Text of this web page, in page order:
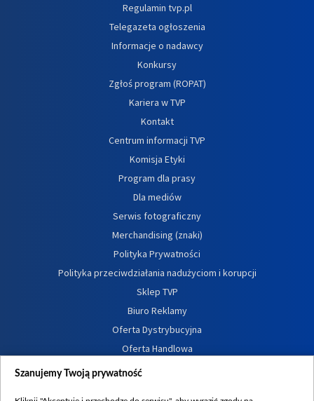
Regulamin tvp.pl
Telegazeta ogłoszenia
Informacje o nadawcy
Konkursy
Zgłoś program (ROPAT)
Kariera w TVP
Kontakt
Centrum informacji TVP
Komisja Etyki
Program dla prasy
Dla mediów
Serwis fotograficzny
Merchandising (znaki)
Polityka Prywatności
Polityka przeciwdziałania nadużyciom i korupcji
Sklep TVP
Biuro Reklamy
Oferta Dystrybucyjna
Oferta Handlowa
Dostępność
Szanujemy Twoją prywatność